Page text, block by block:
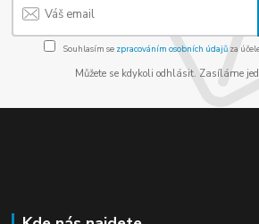
Souhlasím se zpracováním osobních údajůza
Můžete se kdykoli odhlásit. Zasíláme